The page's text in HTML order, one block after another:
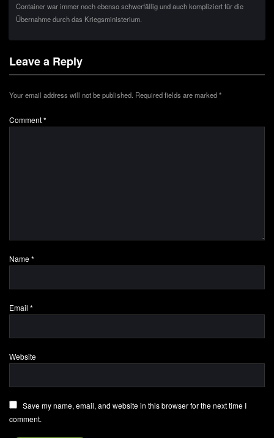
Container war immer noch ebenso schwerfällig und auch kompliziert für die
Übernahme durch das Kriegsministerium.
Leave a Reply
Your email address will not be published. Required fields are marked*
Comment*
Name*
Email *
Website
Save my name, email, and website in this browser for the next time I
comment.